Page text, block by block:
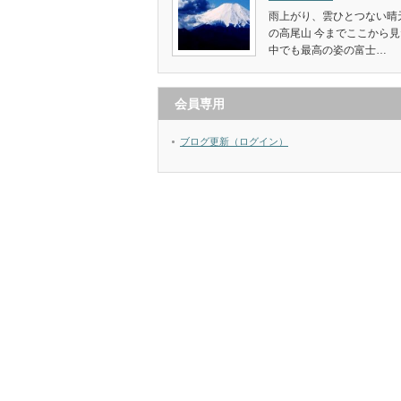
雨上がり、雲ひとつない晴
の高尾山 今までここから
中でも最高の姿の富士…
会員専用
ブログ更新（ログイン）